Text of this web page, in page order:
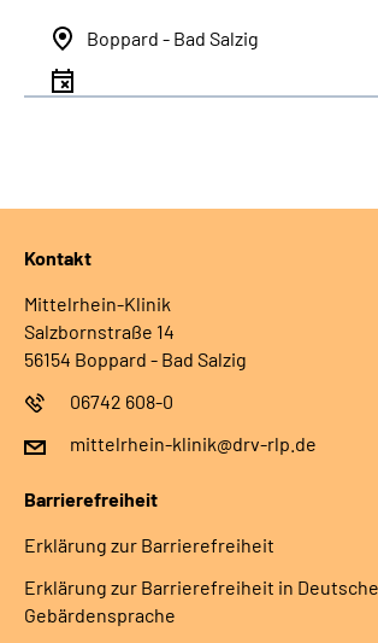
Boppard - Bad Salzig
Kontakt
Mittelrhein-Klinik
Salzbornstraße 14
56154 Boppard - Bad Salzig
06742 608-0
mittelrhein-klinik@drv-rlp.de
Barrierefreiheit
Erklärung zur Barrierefreiheit
Erklärung zur Barrierefreiheit in
Gebärdensprache